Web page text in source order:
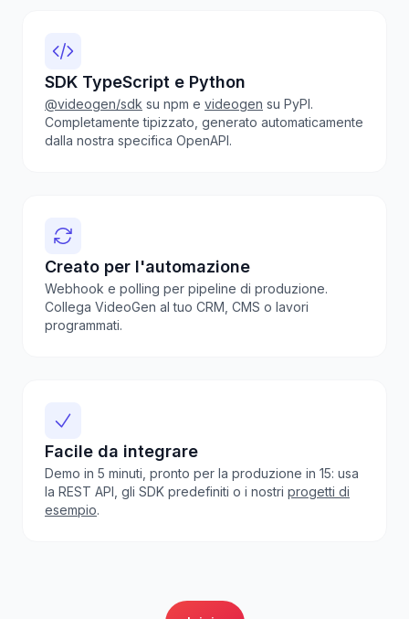
SDK TypeScript e Python
@videogen/sdk su npm e videogen su PyPI.
Completamente tipizzato, generato automaticamente
dalla nostra specifica OpenAPI.
Creato per l'automazione
Webhook e polling per pipeline di produzione.
Collega VideoGen al tuo CRM, CMS o lavori
programmati.
Facile da integrare
Demo in 5 minuti, pronto per la produzione in 15: usa
la REST API, gli SDK predefiniti o i nostri progetti di
esempio.